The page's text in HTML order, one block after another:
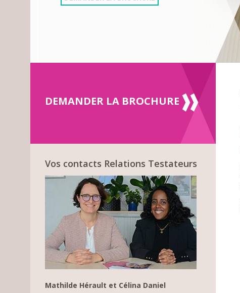
DEMANDER LA BROCHURE
Vos contacts Relations Testateurs
Mathilde Hérault et Célina Daniel